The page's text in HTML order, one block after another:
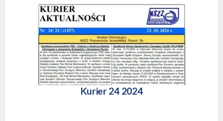
Kurier 24 2024